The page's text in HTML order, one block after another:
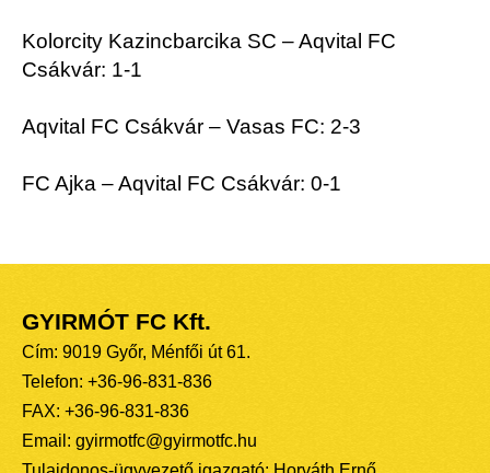
Kolorcity Kazincbarcika SC – Aqvital FC
Csákvár: 1-1
Aqvital FC Csákvár – Vasas FC: 2-3
FC Ajka – Aqvital FC Csákvár: 0-1
GYIRMÓT FC Kft.
Cím: 9019 Győr, Ménfői út 61.
Telefon: +36-96-831-836
FAX: +36-96-831-836
Email: gyirmotfc@gyirmotfc.hu